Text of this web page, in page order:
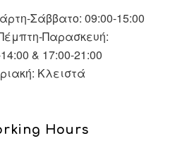
Σάββατο: 09:00-15:00
Παρασκευή:
& 17:00-21:00
Κλειστά
Hours